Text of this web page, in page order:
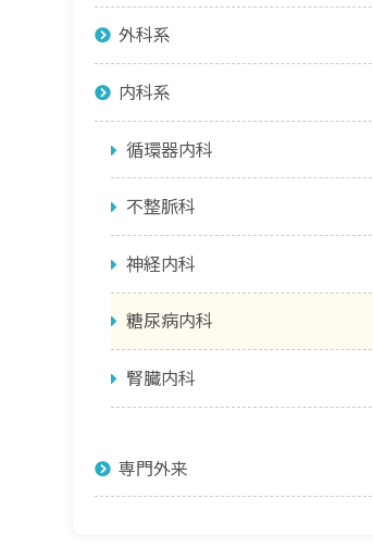
外科系
内科系
循環器内科
不整脈科
神経内科
糖尿病内科
腎臓内科
専門外来